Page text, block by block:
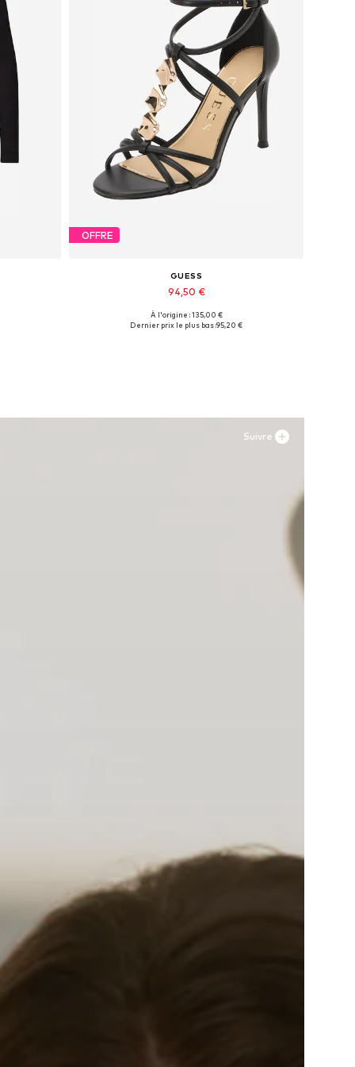
OFFRE
GUESS
94,50 €
Tailles disponibles: 38, 40
À l'origine : 135,00 €
Dernier prix le plus bas :95,20 €
Suivre